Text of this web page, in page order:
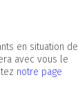
en situation de
avec vous le
notre page